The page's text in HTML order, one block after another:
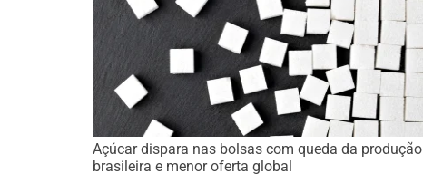
Açúcar dispara nas bolsas com queda da produção
brasileira e menor oferta global